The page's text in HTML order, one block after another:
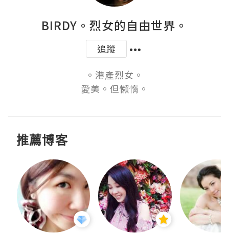
BIRDY。烈女的自由世界。
追蹤
。港產烈女。
愛美。但懶惰。
推薦博客